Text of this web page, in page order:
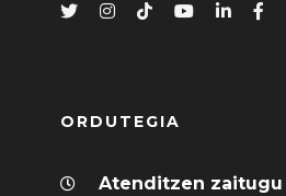
ORDUTEGIA
Atenditzen zaitugu